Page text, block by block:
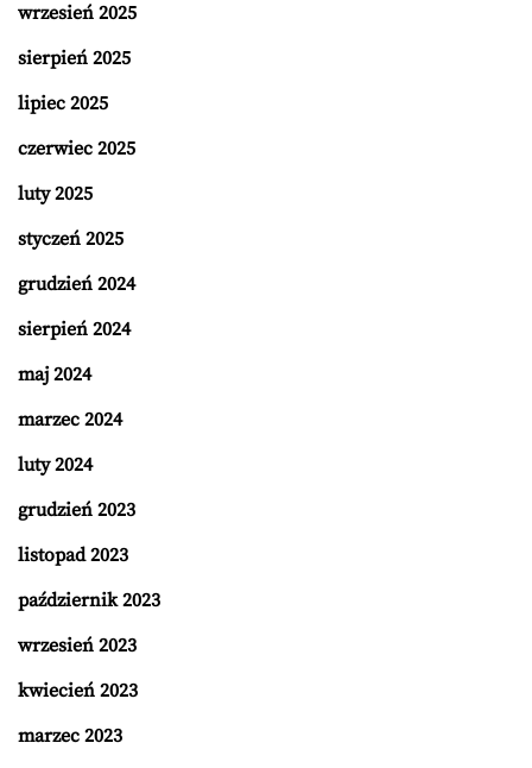
wrzesień 2025
sierpień 2025
lipiec 2025
czerwiec 2025
luty 2025
styczeń 2025
grudzień 2024
sierpień 2024
maj 2024
marzec 2024
luty 2024
grudzień 2023
listopad 2023
październik 2023
wrzesień 2023
kwiecień 2023
marzec 2023